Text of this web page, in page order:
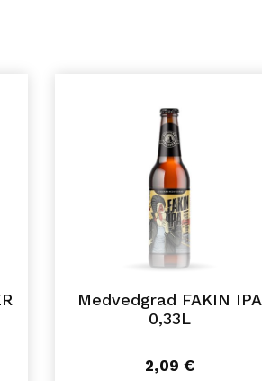
Medvedgrad FAKIN IPA
0,33L
2,09 €